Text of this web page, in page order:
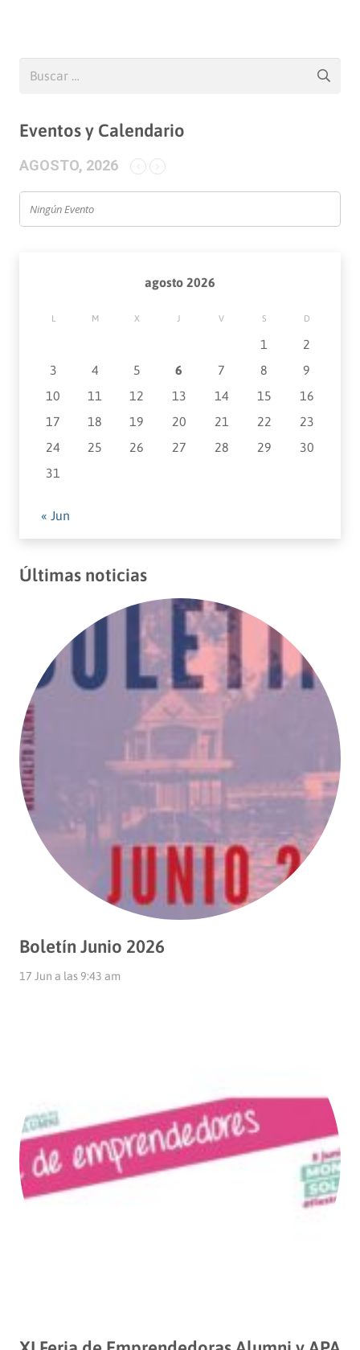
Eventos y Calendario
AGOSTO, 2026
Ningún Evento
agosto 2026
L M X J V S D
1
2
3
4 5 6 7 8
9
10
11 12 13 14 15
16
17
18 19 20 21 22
23
24
25 26 27 28 29
30
31
« Jun
Últimas noticias
Boletín Junio 2026
17 Jun a las 9:43 am